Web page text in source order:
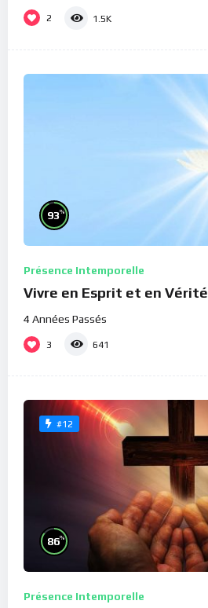
2 1.5K
93%
Présence Intemporelle
Vivre en Esprit et en Vérité
4 Années Passés
3 641
#12
86%
Présence Intemporelle